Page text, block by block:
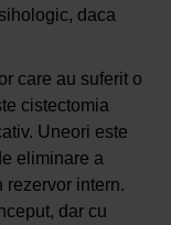
daca
care au suferit o
cistectomia
Uneori este
eliminare a
rezervor intern.
dar cu